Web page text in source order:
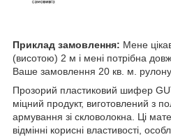
Приклад замовлення: Мене
(висотою) 2 м і мені потрібна
Ваше замовлення 20 кв. м.
Прозорий пластиковий шифер
міцний продукт, виготовлений з
армування зі скловолокна. Ці
відмінні корисні властивості,